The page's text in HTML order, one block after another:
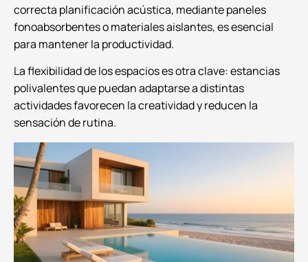
correcta planificación acústica, mediante paneles
fonoabsorbentes o materiales aislantes, es esencial
para mantener la productividad.
La flexibilidad de los espacios es otra clave: estancias
polivalentes que puedan adaptarse a distintas
actividades favorecen la creatividad y reducen la
sensación de rutina.